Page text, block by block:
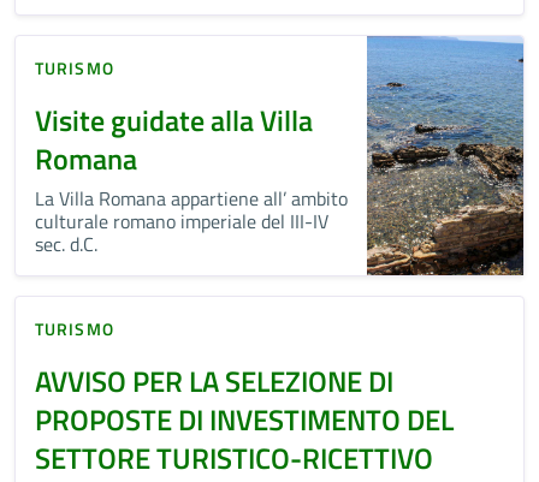
TURISMO
Visite guidate alla Villa
Romana
La Villa Romana appartiene all’ ambito
culturale romano imperiale del III-IV
sec. d.C.
TURISMO
AVVISO PER LA SELEZIONE DI
PROPOSTE DI INVESTIMENTO DEL
SETTORE TURISTICO-RICETTIVO